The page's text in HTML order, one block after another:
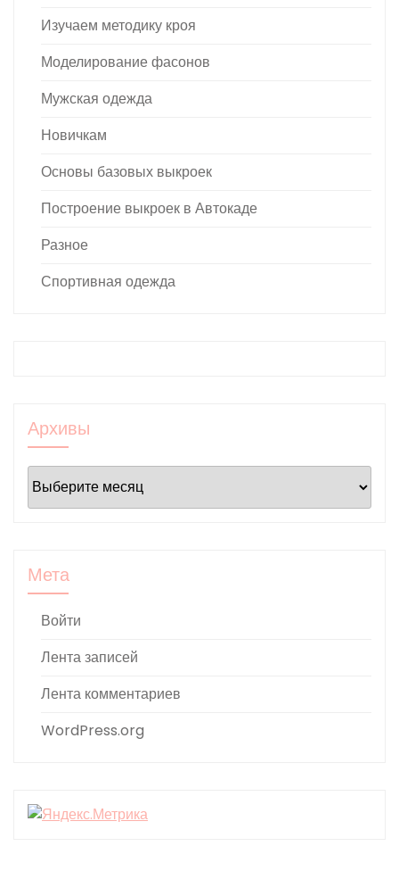
Изучаем методику кроя
Моделирование фасонов
Мужская одежда
Новичкам
Основы базовых выкроек
Построение выкроек в Автокаде
Разное
Спортивная одежда
Архивы
Архивы
Мета
Войти
Лента записей
Лента комментариев
WordPress.org